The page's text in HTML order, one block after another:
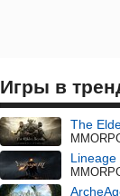
Игры в
The
Lineage